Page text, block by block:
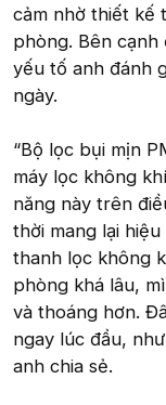
cảm nhờ thiết kế
phòng. Bên
yếu tố anh đánh
ngày.
“Bộ lọc bụi mịn
máy lọc không
năng này trên
thời mang lại
thanh lọc không
phòng khá lâu,
và thoáng hơn.
ngay lúc đầu,
anh chia sẻ.